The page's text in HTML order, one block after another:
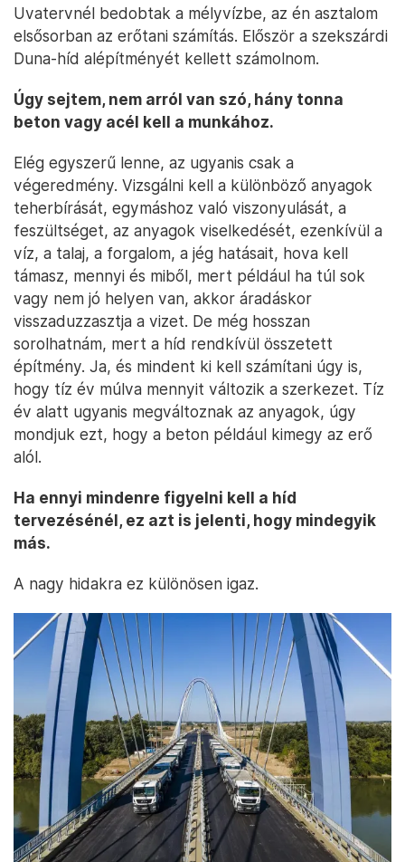
Uvatervnél bedobtak a mélyvízbe, az én asztalom
elsősorban az erőtani számítás. Először a szekszárdi
Duna-híd alépítményét kellett számolnom.
Úgy sejtem, nem arról van szó, hány tonna
beton vagy acél kell a munkához.
Elég egyszerű lenne, az ugyanis csak a
végeredmény. Vizsgálni kell a különböző anyagok
teherbírását, egymáshoz való viszonyulását, a
feszültséget, az anyagok viselkedését, ezenkívül a
víz, a talaj, a forgalom, a jég hatásait, hova kell
támasz, mennyi és miből, mert például ha túl sok
vagy nem jó helyen van, akkor áradáskor
visszaduzzasztja a vizet. De még hosszan
sorolhatnám, mert a híd rendkívül összetett
építmény. Ja, és mindent ki kell számítani úgy is,
hogy tíz év múlva mennyit változik a szerkezet. Tíz
év alatt ugyanis megváltoznak az anyagok, úgy
mondjuk ezt, hogy a beton például kimegy az erő
alól.
Ha ennyi mindenre figyelni kell a híd
tervezésénél, ez azt is jelenti, hogy mindegyik
más.
A nagy hidakra ez különösen igaz.